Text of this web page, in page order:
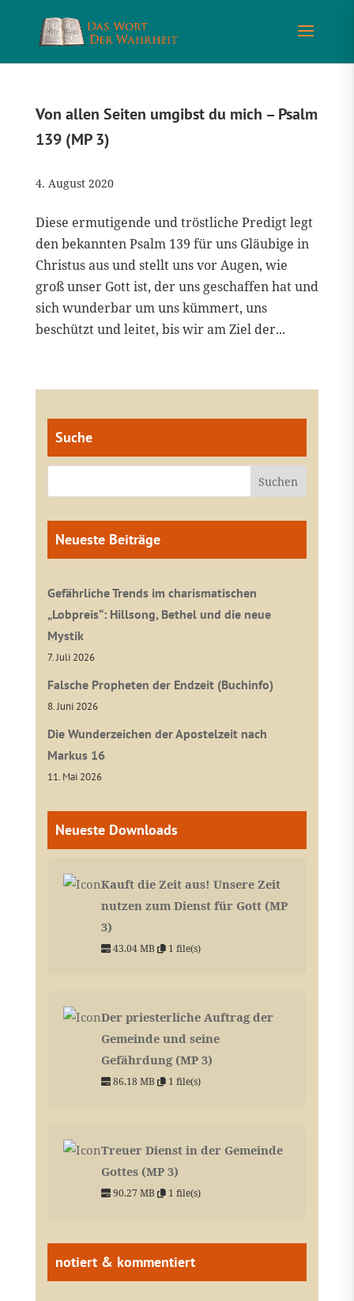
Von allen Seiten umgibst du mich – Psalm
139 (MP 3)
4. August 2020
Diese ermutigende und tröstliche Predigt legt
den bekannten Psalm 139 für uns Gläubige in
Christus aus und stellt uns vor Augen, wie
groß unser Gott ist, der uns geschaffen hat und
sich wunderbar um uns kümmert, uns
beschützt und leitet, bis wir am Ziel der...
Suche
Neueste Beiträge
Gefährliche Trends im charismatischen
„Lobpreis“: Hillsong, Bethel und die neue
Mystik
7. Juli 2026
Falsche Propheten der Endzeit (Buchinfo)
8. Juni 2026
Die Wunderzeichen der Apostelzeit nach
Markus 16
11. Mai 2026
Neueste Downloads
Kauft die Zeit aus! Unsere Zeit
nutzen zum Dienst für Gott (MP
3)
43.04 MB 1 file(s)
Der priesterliche Auftrag der
Gemeinde und seine
Gefährdung (MP 3)
86.18 MB 1 file(s)
Treuer Dienst in der Gemeinde
Gottes (MP 3)
90.27 MB 1 file(s)
notiert & kommentiert